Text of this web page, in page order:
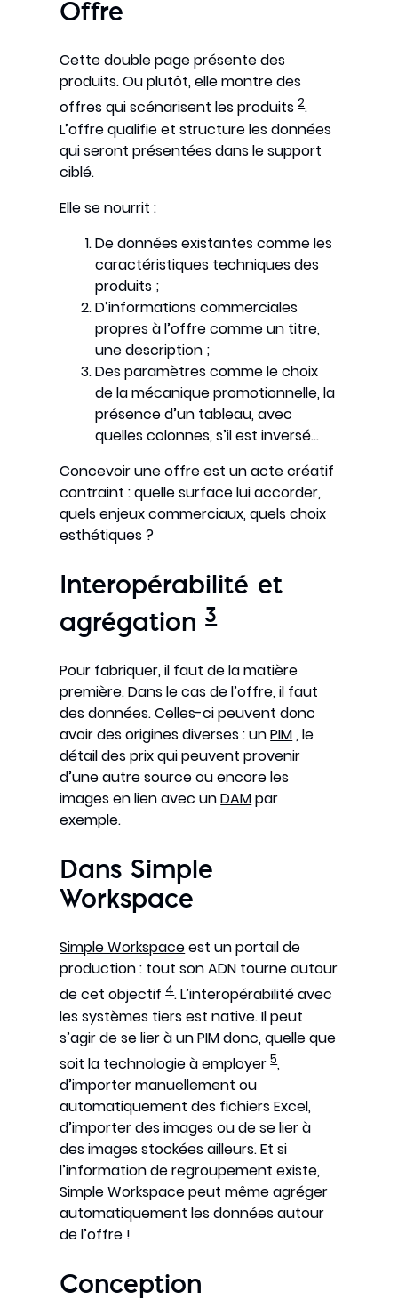
Offre
Cette double page présente des
produits. Ou plutôt, elle montre des
offres qui scénarisent les produits2.
L’offre qualifie et structure les données
qui seront présentées dans le support
ciblé.
Elle se nourrit :
De données existantes comme les
caractéristiques techniques des
produits ;
D’informations commerciales
propres à l’offre comme un titre,
une description ;
Des paramètres comme le choix
de la mécanique promotionnelle, la
présence d’un tableau, avec
quelles colonnes, s’il est inversé…
Concevoir une offre est un acte créatif
contraint : quelle surface lui accorder,
quels enjeux commerciaux, quels choix
esthétiques ?
Interopérabilité et
agrégation3
Pour fabriquer, il faut de la matière
première. Dans le cas de l’offre, il faut
des données. Celles-ci peuvent donc
avoir des origines diverses : unPIM, le
détail des prix qui peuvent provenir
d’une autre source ou encore les
images en lien avec unDAMpar
exemple.
Dans Simple
Workspace
Simple Workspaceest un portail de
production : tout son ADN tourne autour
de cet objectif4. L’interopérabilité avec
les systèmes tiers est native. Il peut
s’agir de se lier à un PIM donc, quelle que
soit la technologie à employer5,
d’importer manuellement ou
automatiquement des fichiers Excel,
d’importer des images ou de se lier à
des images stockées ailleurs. Et si
l’information de regroupement existe,
Simple Workspace peut même agréger
automatiquement les données autour
de l’offre !
Conception